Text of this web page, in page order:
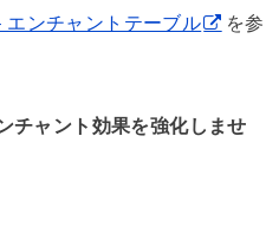
ンチャントテーブル
を参
チャント効果を強化しませ